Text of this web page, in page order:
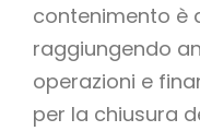
contenimento è
raggiungendo
operazioni e
per la chiusura